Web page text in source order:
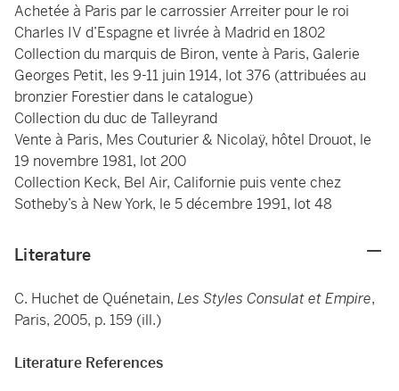
Achetée à Paris par le carrossier Arreiter pour le roi
Charles IV d’Espagne et livrée à Madrid en 1802
Collection du marquis de Biron, vente à Paris, Galerie
Georges Petit, les 9-11 juin 1914, lot 376 (attribuées au
bronzier Forestier dans le catalogue)
Collection du duc de Talleyrand
Vente à Paris, Mes Couturier & Nicolaÿ, hôtel Drouot, le
19 novembre 1981, lot 200
Collection Keck, Bel Air, Californie puis vente chez
Sotheby’s à New York, le 5 décembre 1991, lot 48
Literature
C. Huchet de Quénetain, Les Styles Consulat et Empire,
Paris, 2005, p. 159 (ill.)
Literature References